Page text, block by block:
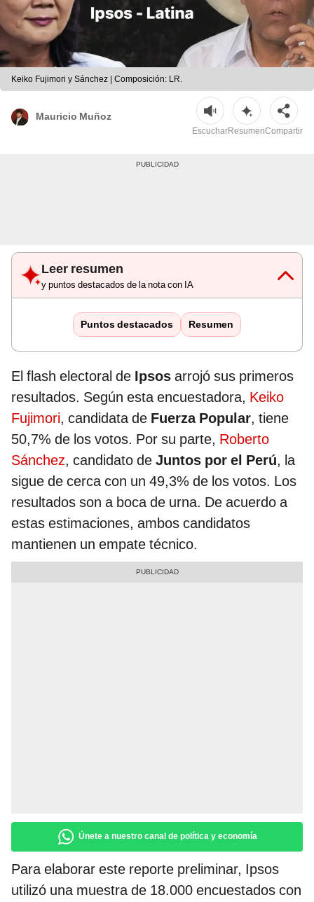
Keiko Fujimori y Sánchez | Composición: LR.
Mauricio Muñoz
EscucharResumenCompartir
Leer resumen
y puntos destacados de la nota con IA
Puntos destacados Resumen
El flash electoral de Ipsos arrojó sus primeros
resultados. Según esta encuestadora, Keiko
Fujimori, candidata de Fuerza Popular, tiene
50,7% de los votos. Por su parte, Roberto
Sánchez, candidato de Juntos por el Perú, la
sigue de cerca con un 49,3% de los votos. Los
resultados son a boca de urna. De acuerdo a
estas estimaciones, ambos candidatos
mantienen un empate técnico.
Únete a nuestro canal de política y economía
Para elaborar este reporte preliminar, Ipsos
utilizó una muestra de 18.000 encuestados con